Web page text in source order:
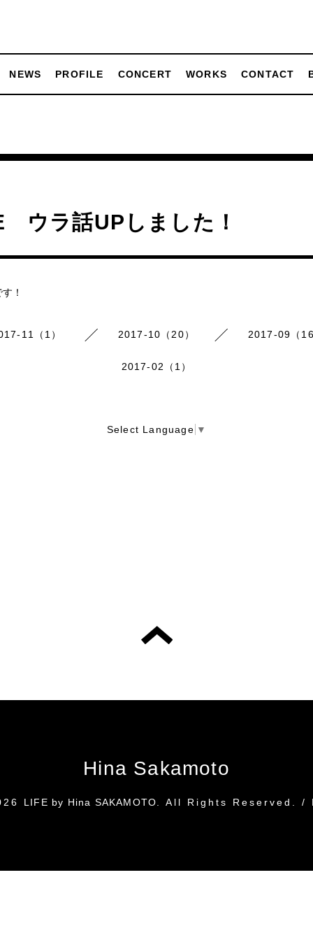
NEWS PROFILE CONCERT WORKS CONTACT
ウラ話UPしました！
！
11（1） 2017-10（20） 2017-09（
2017-02（1）
Select Language ▼
Hina Sakamoto
LIFE by Hina SAKAMOTO . All Rights Reserved. /